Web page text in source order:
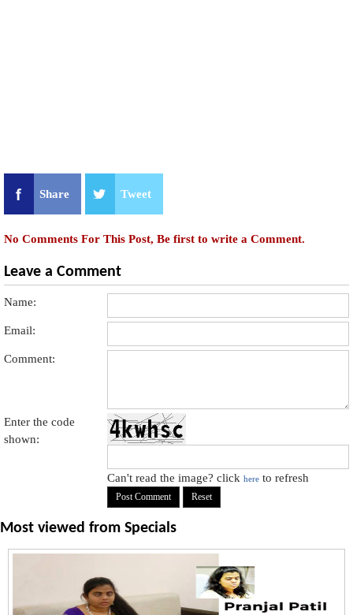
Share Tweet
No Comments For This Post, Be first to write a Comment.
Leave a Comment
Name:
Email:
Comment:
Enter the code
shown:
Can't read the image? clickhere to refresh
Most viewed from Specials